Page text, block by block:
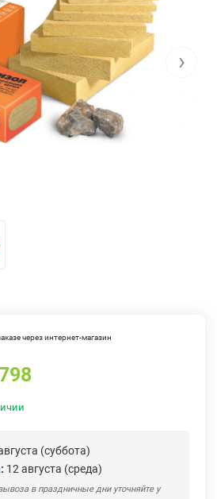
›
через интернет-магазин
(суббота)
12 августа (среда)
в праздничные дни уточняйте у